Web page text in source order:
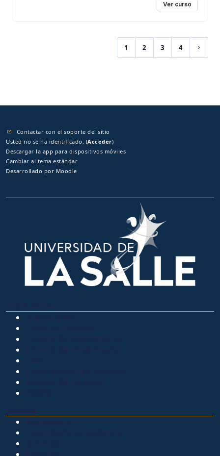
Ver curso
1
(current)
2 3 4
Contactar con el soporte del sitio
Usted no se ha identificado. (Acceder)
Descargar la app para dispositivos móviles
Cambiar al tema estándar
Desarrollado por Moodle